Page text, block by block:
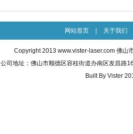
网站首页 关于我们
Copyright 2013 www.vister-laser.com 佛山
公司地址：佛山市顺德区容桂街道办南区发昌路
Built By Vister